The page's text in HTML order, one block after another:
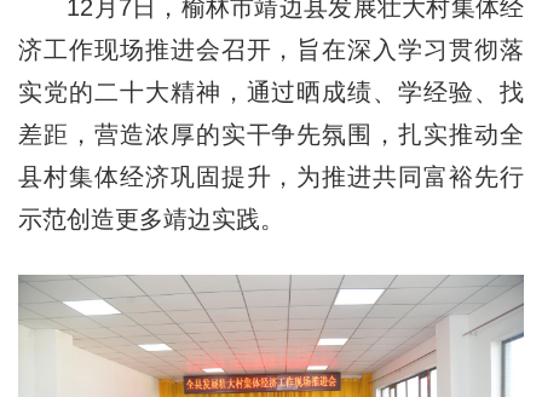
12月7日，榆林市靖边县发展壮大村集体经
济工作现场推进会召开，旨在深入学习贯彻落
实党的二十大精神，通过晒成绩、学经验、找
差距，营造浓厚的实干争先氛围，扎实推动全
县村集体经济巩固提升，为推进共同富裕先行
示范创造更多靖边实践。